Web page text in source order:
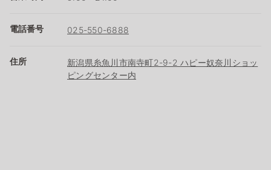
電話番号 025-550-6888
住所
新潟県糸魚川市南寺町2-9-2 ハピー奴奈川ショッ
ピングセンター内